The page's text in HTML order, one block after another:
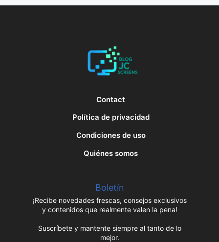
Contact
Política de privacidad
Condiciones de uso
Quiénes somos
Boletín
¡Recibe novedades frescas, consejos exclusivos
y contenidos que realmente valen la pena!
Suscríbete y mantente siempre al tanto de lo
mejor.